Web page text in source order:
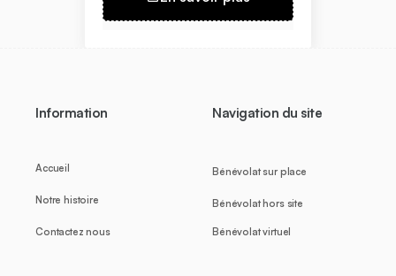
Navigation du site
Information
Accueil Bénévolat sur place
Notre histoire
Contactez nous
Bénévolat hors site
Bénévolat virtuel